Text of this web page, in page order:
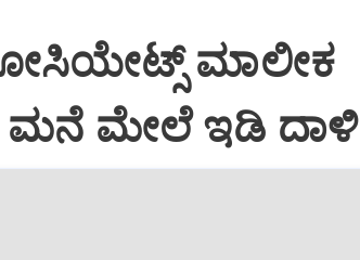
ಮಾಲೀಕ
ಮನೆ ಮೇಲೆ ಇಡಿ‌ ದಾಳಿ